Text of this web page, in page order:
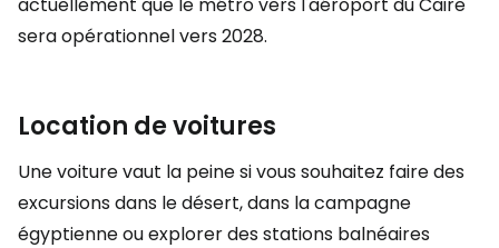
sera opérationnel vers 2028.
Location de voitures
Une voiture vaut la peine si vous souhaitez faire des
excursions dans le désert, dans la campagne
égyptienne ou explorer des stations balnéaires